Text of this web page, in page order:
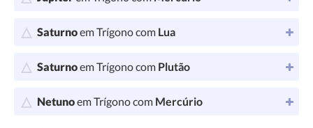
Saturnoem Trígono com Lua
Saturnoem Trígono com Plutão
Netunoem Trígono com Mercúrio